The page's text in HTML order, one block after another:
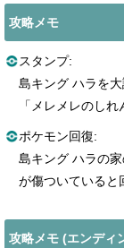
攻略メモ
スタンプ:
島キング ハラを大
「メレメレのし
ポケモン回復:
島キング ハラの
が傷ついていると
攻略メモ (エンディ